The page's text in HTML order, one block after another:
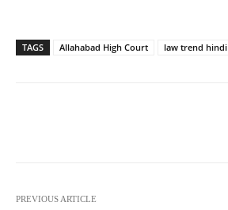
TAGS Allahabad High Court law trend hindi
PREVIOUS ARTICLE